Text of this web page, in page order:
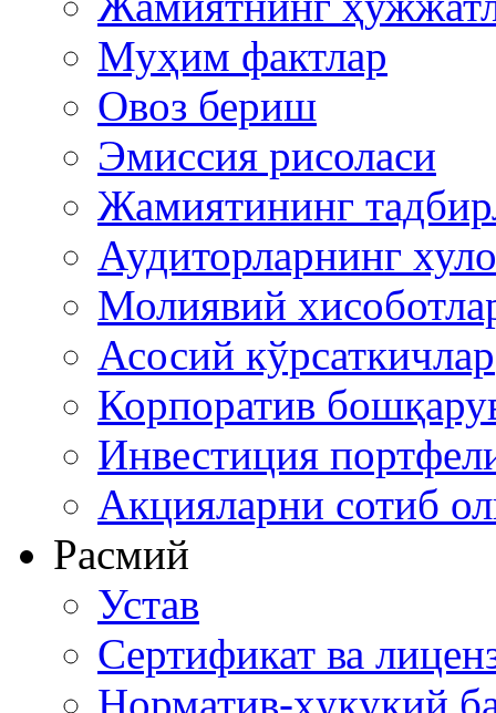
Муҳим фактлар
Овоз бериш
Эмиссия рисоласи
Жамиятининг
Аудиторларнинг
Молиявий
Асосий кўрсаткичлар
Корпоратив
Инвестиция
Акцияларни сотиб
Расмий
Устав
Сертификат ва